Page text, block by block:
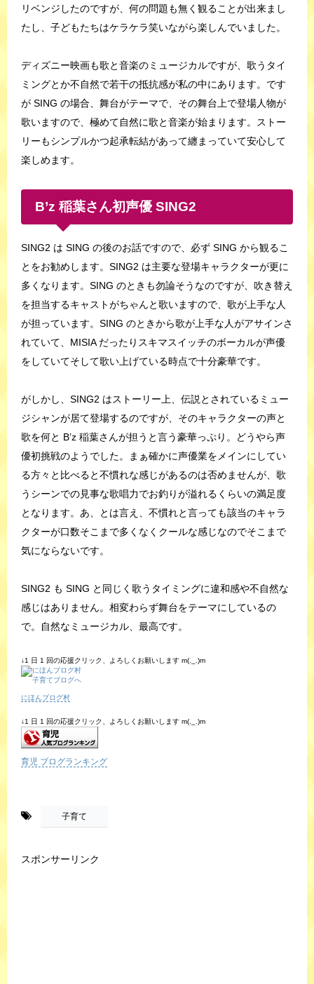
リベンジしたのですが、何の問題も無く観ることが出来まし
たし、子どもたちはケラケラ笑いながら楽しんでいました。
ディズニー映画も歌と音楽のミュージカルですが、歌うタイ
ミングとか不自然で若干の抵抗感が私の中にあります。です
が SING の場合、舞台がテーマで、その舞台上で登場人物が
歌いますので、極めて自然に歌と音楽が始まります。ストー
リーもシンプルかつ起承転結があって纏まっていて安心して
楽しめます。
B’z 稲葉さん初声優 SING2
SING2 は SING の後のお話ですので、必ず SING から観るこ
とをお勧めします。SING2 は主要な登場キャラクターが更に
多くなります。SING のときも勿論そうなのですが、吹き替え
を担当するキャストがちゃんと歌いますので、歌が上手な人
が担っています。SING のときから歌が上手な人がアサインさ
れていて、MISIA だったりスキマスイッチのボーカルが声優
をしていてそして歌い上げている時点で十分豪華です。
がしかし、SING2 はストーリー上、伝説とされているミュー
ジシャンが居て登場するのですが、そのキャラクターの声と
歌を何と B’z 稲葉さんが担うと言う豪華っぷり。どうやら声
優初挑戦のようでした。まぁ確かに声優業をメインにしてい
る方々と比べると不慣れな感じがあるのは否めませんが、歌
うシーンでの見事な歌唱力でお釣りが溢れるくらいの満足度
となります。あ、とは言え、不慣れと言っても該当のキャラ
クターが口数そこまで多くなくクールな感じなのでそこまで
気にならないです。
SING2 も SING と同じく歌うタイミングに違和感や不自然な
感じはありません。相変わらず舞台をテーマにしているの
で。自然なミュージカル、最高です。
↓1 日 1 回の応援クリック、よろしくお願いします m(._.)m
にほんブログ村
↓1 日 1 回の応援クリック、よろしくお願いします m(._.)m
育児 ブログランキング
子育て
スポンサーリンク